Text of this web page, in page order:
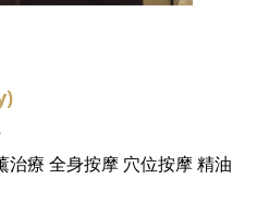
治療 全身按摩 穴位按摩精油